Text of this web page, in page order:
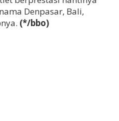
Denpasar, Bali,
(*/bbo)